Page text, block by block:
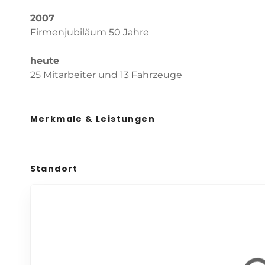
2007
Firmenjubiläum 50 Jahre
heute
25 Mitarbeiter und 13 Fahrzeuge
Merkmale & Leistungen
Standort